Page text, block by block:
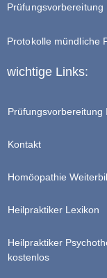
Prüfungsvorbereitung
Protokolle mündliche
wichtige Links:
Prüfungsvorbereitung
Kontakt
Homöopathie
Heilpraktiker Lexikon
Heilpraktiker
kostenlos